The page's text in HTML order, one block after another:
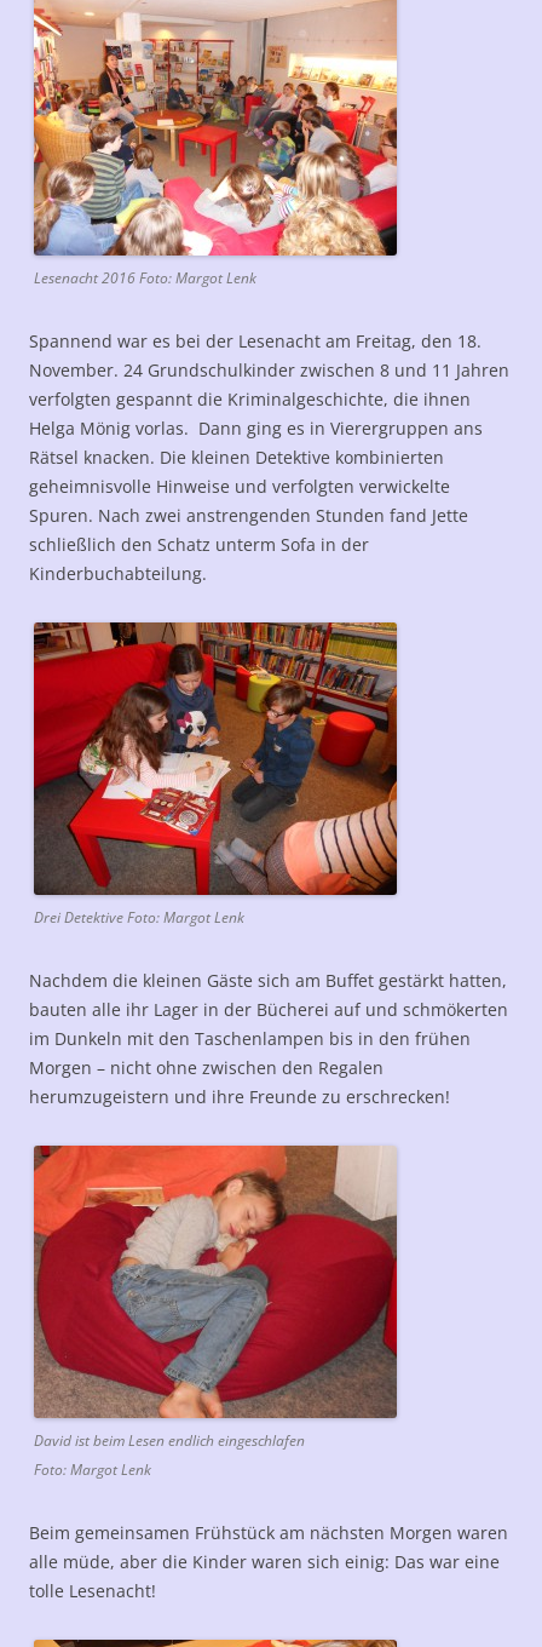
Lesenacht 2016 Foto: Margot Lenk
Spannend war es bei der Lesenacht am Freitag, den 18.
November. 24 Grundschulkinder zwischen 8 und 11 Jahren
verfolgten gespannt die Kriminalgeschichte, die ihnen
Helga Mönig vorlas. Dann ging es in Vierergruppen ans
Rätsel knacken. Die kleinen Detektive kombinierten
geheimnisvolle Hinweise und verfolgten verwickelte
Spuren. Nach zwei anstrengenden Stunden fand Jette
schließlich den Schatz unterm Sofa in der
Kinderbuchabteilung.
Drei Detektive Foto: Margot Lenk
Nachdem die kleinen Gäste sich am Buffet gestärkt hatten,
bauten alle ihr Lager in der Bücherei auf und schmökerten
im Dunkeln mit den Taschenlampen bis in den frühen
Morgen – nicht ohne zwischen den Regalen
herumzugeistern und ihre Freunde zu erschrecken!
David ist beim Lesen endlich eingeschlafen
Foto: Margot Lenk
Beim gemeinsamen Frühstück am nächsten Morgen waren
alle müde, aber die Kinder waren sich einig: Das war eine
tolle Lesenacht!